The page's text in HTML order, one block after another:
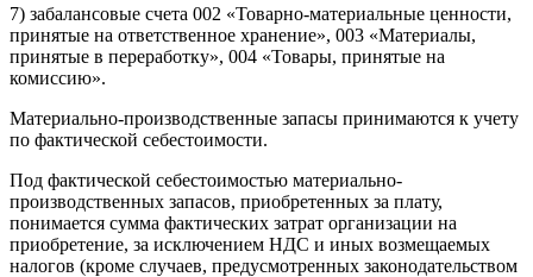
7) забалансовые счета 002 «Товарно-материальные ценности,
принятые на ответственное хранение», 003 «Материалы,
принятые в переработку», 004 «Товары, принятые на
комиссию».
Материально-производственные запасы принимаются к учету
по фактической себестоимости.
Под фактической себестоимостью материально-
производственных запасов, приобретенных за плату,
понимается сумма фактических затрат организации на
приобретение, за исключением НДС и иных возмещаемых
налогов (кроме случаев, предусмотренных законодательством